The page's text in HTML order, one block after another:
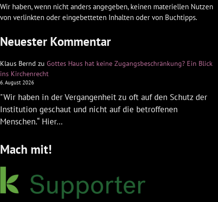
Wir haben, wenn nicht anders angegeben, keinen materiellen Nutzen
von verlinkten oder eingebetteten Inhalten oder von Buchtipps.
Neuester Kommentar
Klaus Bernd zu Gottes Haus hat keine Zugangsbeschränkung? Ein Blick
ins Kirchenrecht
6. August 2026
"Wir haben in der Vergangenheit zu oft auf den Schutz der
Institution geschaut und nicht auf die betroffenen
Menschen.“ Hier…
Mach mit!